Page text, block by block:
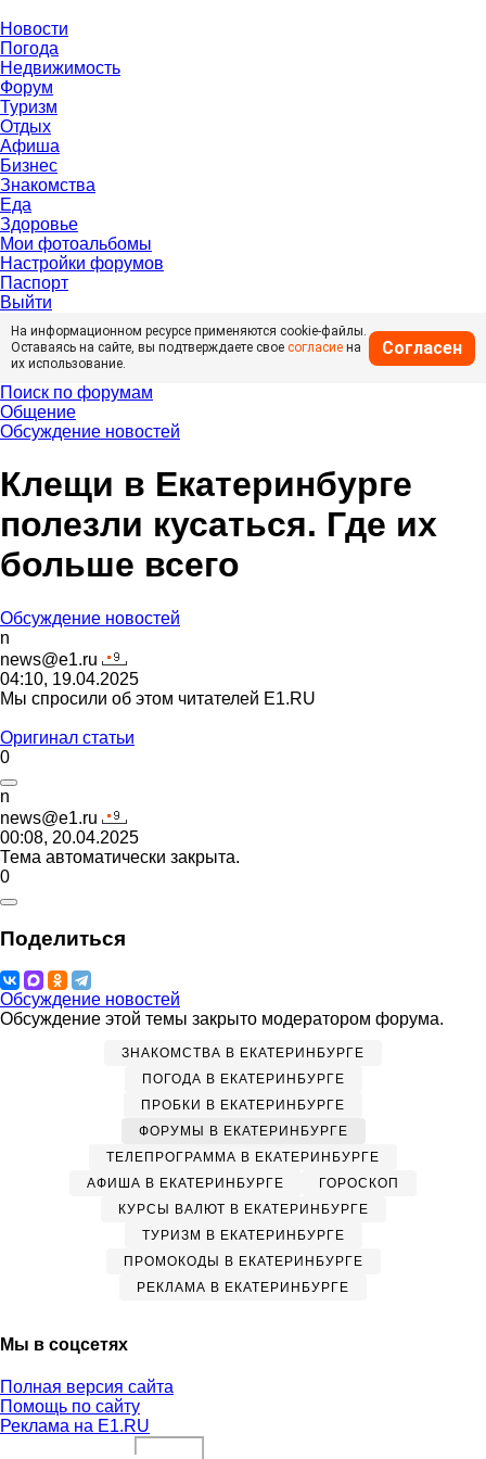
Новости
Погода
Недвижимость
Форум
Туризм
Отдых
Афиша
Бизнес
Знакомства
Еда
Здоровье
Мои фотоальбомы
Настройки форумов
Паспорт
Выйти
На информационном ресурсе применяются cookie-файлы.
Оставаясь на сайте, вы подтверждаете свое согласие на
их использование.
Согласен
Поиск по форумам
Общение
Обсуждение новостей
Клещи в Екатеринбурге
полезли кусаться. Где их
больше всего
Обсуждение новостей
n
news@e1.ru
04:10, 19.04.2025
Мы спросили об этом читателей E1.RU
Оригинал статьи
0
n
news@e1.ru
00:08, 20.04.2025
Тема автоматически закрыта.
0
Поделиться
Обсуждение новостей
Обсуждение этой темы закрыто модератором форума.
ЗНАКОМСТВА В ЕКАТЕРИНБУРГЕ
ПОГОДА В ЕКАТЕРИНБУРГЕ
ПРОБКИ В ЕКАТЕРИНБУРГЕ
ФОРУМЫ В ЕКАТЕРИНБУРГЕ
ТЕЛЕПРОГРАММА В ЕКАТЕРИНБУРГЕ
АФИША В ЕКАТЕРИНБУРГЕ
ГОРОСКОП
КУРСЫ ВАЛЮТ В ЕКАТЕРИНБУРГЕ
ТУРИЗМ В ЕКАТЕРИНБУРГЕ
ПРОМОКОДЫ В ЕКАТЕРИНБУРГЕ
РЕКЛАМА В ЕКАТЕРИНБУРГЕ
Мы в соцсетях
Полная версия сайта
Помощь по сайту
Реклама на E1.RU